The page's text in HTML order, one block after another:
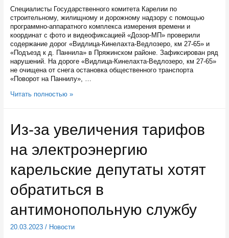
Специалисты Государственного комитета Карелии по
строительному, жилищному и дорожному надзору с помощью
программно-аппаратного комплекса измерения времени и
координат с фото и видеофиксацией «Дозор-МП» проверили
содержание дорог «Видлица-Кинелахта-Ведлозеро, км 27-65» и
«Подъезд к д. Паннила» в Пряжинском районе. Зафиксирован ряд
нарушений. На дороге «Видлица-Кинелахта-Ведлозеро, км 27-65»
не очищена от снега остановка общественного транспорта
«Поворот на Паннилу», …
Зимнее
Пряжинском
районе
не
нормам
Читать полностью »
Из-за увеличения тарифов
на электроэнергию
карельские депутаты хотят
обратиться в
антимонопольную службу
20.03.2023/ Новости